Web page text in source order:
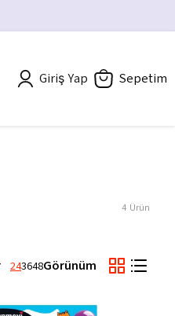
Giriş Yap Sepetim
4 Ürün
243648Görünüm